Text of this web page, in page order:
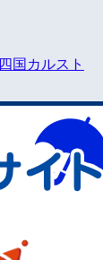
四国カルスト